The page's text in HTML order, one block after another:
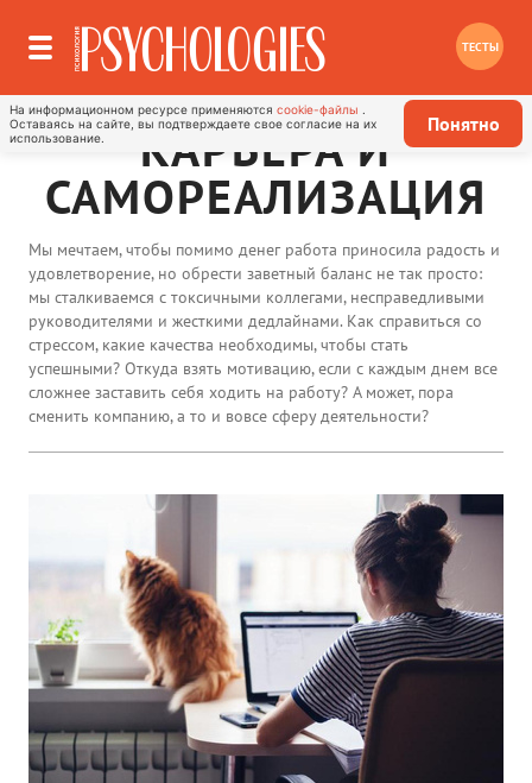
ТЕСТЫ
На информационном ресурсе применяются cookie-файлы
Оставаясь на сайте, вы подтверждаете свое согласие на их
использование.
Понятно
КАРЬЕРА И
САМОРЕАЛИЗАЦИЯ
Мы мечтаем, чтобы помимо денег работа приносила радость и
удовлетворение, но обрести заветный баланс не так просто:
мы сталкиваемся с токсичными коллегами, несправедливыми
руководителями и жесткими дедлайнами. Как справиться со
стрессом, какие качества необходимы, чтобы стать
успешными? Откуда взять мотивацию, если с каждым днем все
сложнее заставить себя ходить на работу? А может, пора
сменить компанию, а то и вовсе сферу деятельности?